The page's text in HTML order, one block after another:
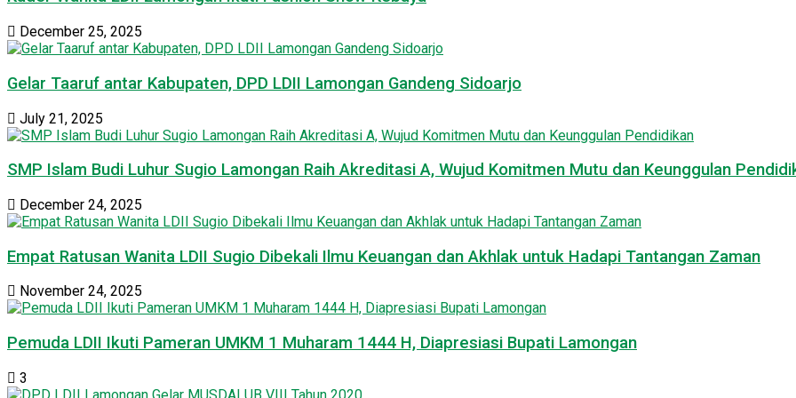
December 25, 2025
Gelar Taaruf antar Kabupaten, DPD LDII Lamongan Gandeng Sidoarjo
July 21, 2025
SMP Islam Budi Luhur Sugio Lamongan Raih Akreditasi A, Wujud Komitmen Mutu dan Keunggulan
December 24, 2025
Empat Ratusan Wanita LDII Sugio Dibekali Ilmu Keuangan dan Akhlak untuk Hadapi Tantangan Zaman
November 24, 2025
Pemuda LDII Ikuti Pameran UMKM 1 Muharam 1444 H, Diapresiasi Bupati Lamongan
3